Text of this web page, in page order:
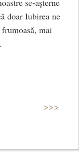
se-aşterne
doar Iubirea ne
mai
>>>